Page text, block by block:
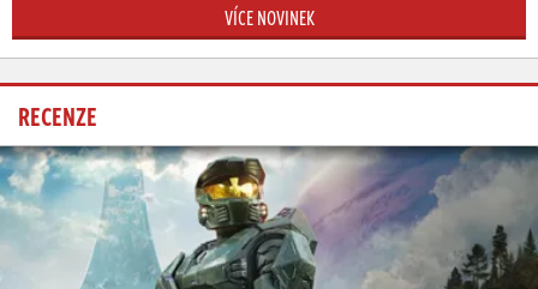
VÍCE NOVINEK
RECENZE